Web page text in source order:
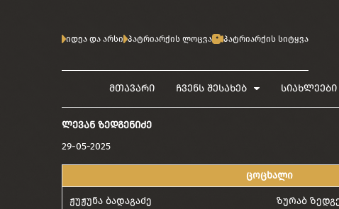
იდეა და არსი პატრიარქის ლოცვა პატრიარქის სიტყვა
მთავარი ჩვენს შესახებ სიახლეები
ᲚᲔᲕᲐᲜ ᲖᲔᲓᲒᲔᲜᲘᲫᲔ
29-05-2025
ცოცხალი
ჟუჟუნა ბადაგაძე ზურაბ